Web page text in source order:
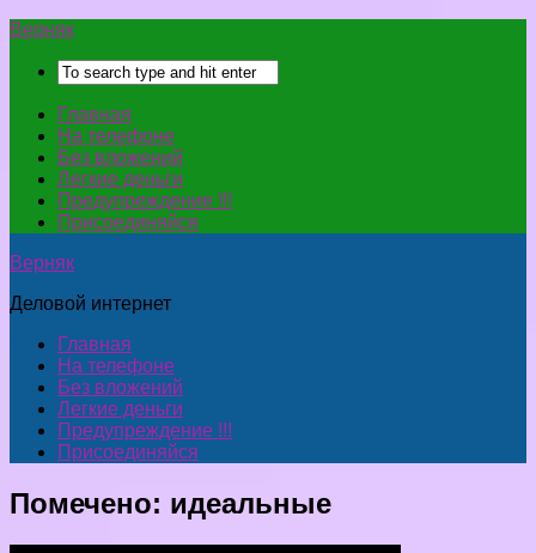
Верняк
Главная
На телефоне
Без вложений
Легкие деньги
Предупреждение !!!
Присоединяйся
Верняк
Деловой интернет
Главная
На телефоне
Без вложений
Легкие деньги
Предупреждение !!!
Присоединяйся
Помечено: идеальные